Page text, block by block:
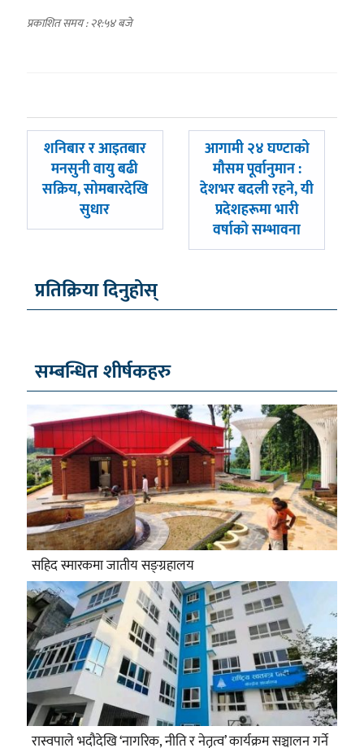
प्रकाशित समय : २१:५४ बजे
पछिल्लाे
शनिबार र आइतबार
मनसुनी वायु बढी
सक्रिय, सोमबारदेखि
सुधार
अघिल्लाे
आगामी २४ घण्टाको
मौसम पूर्वानुमान :
देशभर बदली रहने, यी
प्रदेशहरूमा भारी
वर्षाको सम्भावना
प्रतिक्रिया दिनुहोस्
सम्बन्धित शीर्षकहरु
सहिद स्मारकमा जातीय सङ्ग्रहालय
रास्वपाले भदौदेखि ‘नागरिक, नीति र नेतृत्व’ कार्यक्रम सञ्चालन गर्ने